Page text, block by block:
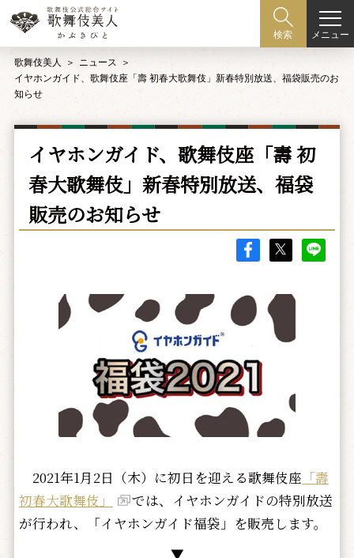
検索 メニュー
歌舞伎美人
ニュース
イヤホンガイド、歌舞伎座「壽 初春大歌舞伎」新春特別放送、福袋販売のお
知らせ
イヤホンガイド、歌舞伎座「壽 初
春大歌舞伎」新春特別放送、福袋
販売のお知らせ
2021年1月2日（木）に初日を迎える歌舞伎座 「壽
初春大歌舞伎」
では、イヤホンガイドの特別放送
が行われ、「イヤホンガイド福袋」を販売します。